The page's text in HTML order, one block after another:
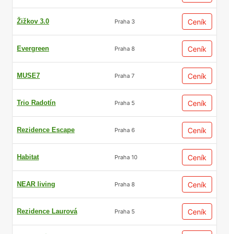
Žižkov 3.0 Praha 3 Ceník
Evergreen Praha 8 Ceník
MUSE7 Praha 7 Ceník
Trio Radotín Praha 5 Ceník
Rezidence Escape Praha 6 Ceník
Habitat Praha 10 Ceník
NEAR living Praha 8 Ceník
Rezidence Laurová Praha 5 Ceník